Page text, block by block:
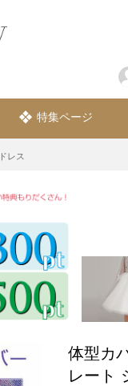
特集ページ
レス
体型カ
レート